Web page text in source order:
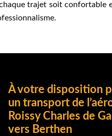
trajet soit confortable
À votre disposition
un transport de
Roissy Charles de
vers Berthen